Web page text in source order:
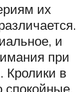
их
и
при
Кролики в
спокойные,